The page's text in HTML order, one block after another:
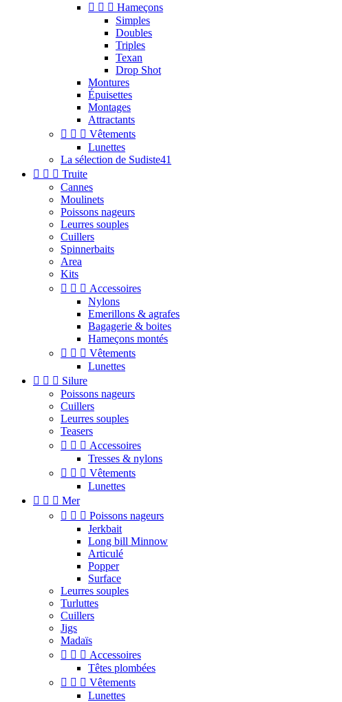
   Hameçons
Simples
Doubles
Triples
Texan
Drop Shot
Montures
Épuisettes
Montages
Attractants
   Vêtements
Lunettes
La sélection de Sudiste41
   Truite
Cannes
Moulinets
Poissons nageurs
Leurres souples
Cuillers
Spinnerbaits
Area
Kits
   Accessoires
Nylons
Emerillons & agrafes
Bagagerie & boites
Hameçons montés
   Vêtements
Lunettes
   Silure
Poissons nageurs
Cuillers
Leurres souples
Teasers
   Accessoires
Tresses & nylons
   Vêtements
Lunettes
   Mer
   Poissons nageurs
Jerkbait
Long bill Minnow
Articulé
Popper
Surface
Leurres souples
Turluttes
Cuillers
Jigs
Madaïs
   Accessoires
Têtes plombées
   Vêtements
Lunettes